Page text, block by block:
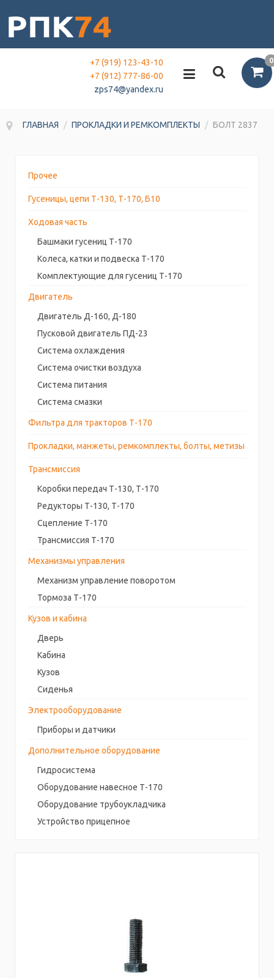
0
+7 (919) 123-43-10
+7 (912) 777-86-00
zps74@yandex.ru
ГЛАВНАЯ / ПРОКЛАДКИ И РЕМКОМПЛЕКТЫ / БОЛТ 2837
Прочее
Гусеницы, цепи Т-130, Т-170, Б10
Ходовая часть
Башмаки гусениц Т-170
Колеса, катки и подвеска Т-170
Комплектующие для гусениц Т-170
Двигатель
Двигатель Д-160, Д-180
Пусковой двигатель ПД-23
Система охлаждения
Система очистки воздуха
Система питания
Система смазки
Фильтра для тракторов Т-170
Прокладки, манжеты, ремкомплекты, болты, метизы
Трансмиссия
Коробки передач Т-130, Т-170
Редукторы Т-130, Т-170
Сцепление Т-170
Трансмиссия Т-170
Механизмы управления
Механизм управление поворотом
Тормоза Т-170
Кузов и кабина
Дверь
Кабина
Кузов
Сиденья
Электрооборудование
Приборы и датчики
Дополнительное оборудование
Гидросистема
Оборудование навесное Т-170
Оборудование трубоукладчика
Устройство прицепное